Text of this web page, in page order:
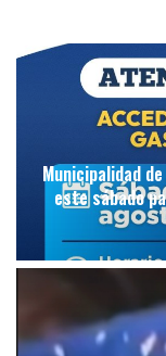
Municipalidad
este sábado